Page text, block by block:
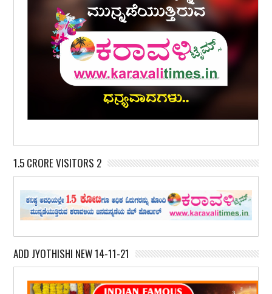
1.5 CRORE VISITORS 2
ADD JYOTHISHI NEW 14-11-21